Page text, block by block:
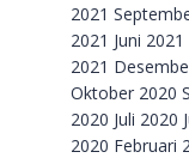
2021
2021 Juni
2021
Oktober 2020
2020 Juli 2020
2020 Februari